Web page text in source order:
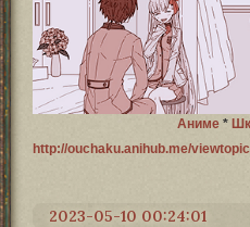
Аниме *
http://ouchaku.anihub.me/
2023-05-10 00:24:01